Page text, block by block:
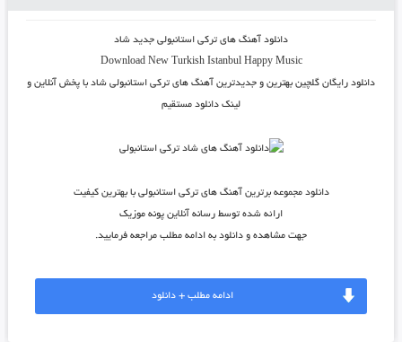
دانلود آهنگ های ترکی استانبولی جدید شاد
Download New Turkish Istanbul Happy Music
دانلود رایگان گلچین بهترین و جدیدترین آهنگ های ترکی استانبولی شاد با پخش آنلاین و
لینک دانلود مستقیم
دانلود مجموعه برترین آهنگ های ترکی استانبولی با بهترین کیفیت
ارائه شده توسط رسانه آنلاین پونه موزیک
جهت مشاهده و دانلود به ادامه مطلب مراجعه فرمایید.
ادامه مطلب + دانلود